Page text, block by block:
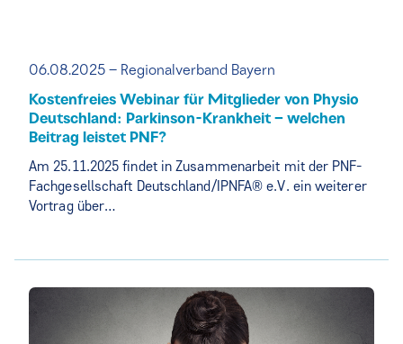
06.08.2025 – Regionalverband Bayern
Kostenfreies Webinar für Mitglieder von Physio
Deutschland: Parkinson-Krankheit – welchen
Beitrag leistet PNF?
Am 25.11.2025 findet in Zusammenarbeit mit der PNF-
Fachgesellschaft Deutschland/IPNFA® e.V. ein weiterer
Vortrag über…